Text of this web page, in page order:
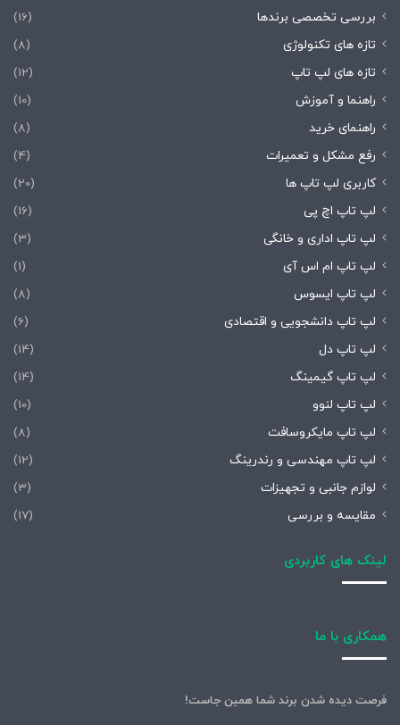
بررسی تخصصی برندها
(16)
تازه های تکنولوژی
(8)
تازه های لپ تاپ
(12)
راهنما و آموزش
(10)
راهنمای خرید
(8)
رفع مشکل و تعمیرات
(4)
کاربری لپ تاپ ها
(20)
لپ تاپ اچ پی
(16)
لپ تاپ اداری و خانگی
(3)
لپ تاپ ام اس آی
(1)
لپ تاپ ایسوس
(8)
لپ تاپ دانشجویی و اقتصادی
(6)
لپ تاپ دل
(14)
لپ تاپ گیمینگ
(14)
لپ تاپ لنوو
(10)
لپ تاپ مایکروسافت
(8)
لپ تاپ مهندسی و رندرینگ
(12)
لوازم جانبی و تجهیزات
(3)
مقایسه و بررسی
(17)
لینک های کاربردی
همکاری با ما
فرصت دیده شدن برند شما همین جاست!